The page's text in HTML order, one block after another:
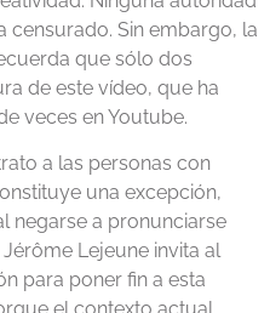
censurado. Sin embargo, la
que sólo dos
de este vídeo, que ha
veces en Youtube.
a las personas con
una excepción,
negarse a pronunciarse
Lejeune invita al
para poner fin a esta